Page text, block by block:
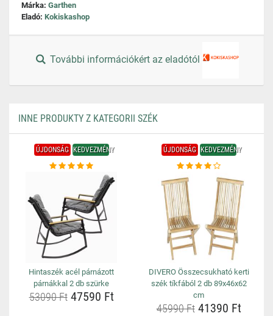
Márka: Garthen
Eladó: Kokiskashop
További információkért az eladótól
INNE PRODUKTY Z KATEGORII SZÉK
ÚJDONSÁG KEDVEZMÉNY
Hintaszék acél párnázott
párnákkal 2 db szürke
53090 Ft47590 Ft
ÚJDONSÁG KEDVEZMÉNY
DIVERO Összecsukható kerti
szék tíkfából 2 db 89x46x62
cm
45990 Ft41390 Ft